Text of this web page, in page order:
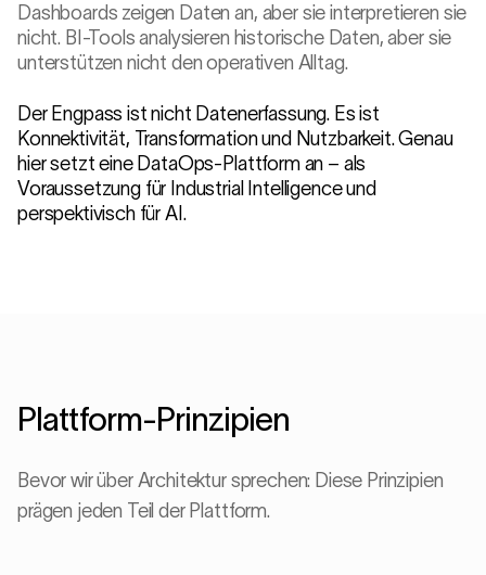
Dashboards zeigen Daten an, aber sie interpretieren sie
nicht. BI-Tools analysieren historische Daten, aber sie
unterstützen nicht den operativen Alltag.
Der Engpass ist nicht Datenerfassung. Es ist
Konnektivität, Transformation und Nutzbarkeit. Genau
hier setzt eine DataOps-Plattform an – als
Voraussetzung für Industrial Intelligence und
perspektivisch für AI.
Plattform-Prinzipien
Bevor wir über Architektur sprechen: Diese Prinzipien
prägen jeden Teil der Plattform.